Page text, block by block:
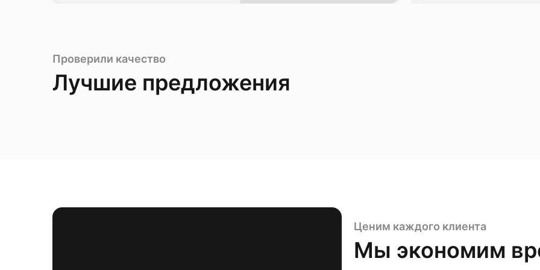
Проверили качество
Лучшие предложения
Ценим каждого клиента
Мы экономим